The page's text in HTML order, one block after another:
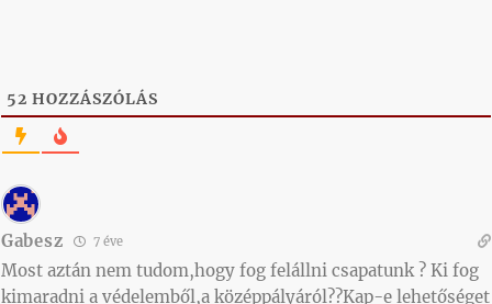
52 HOZZÁSZÓLÁS
Gabesz 7 éve
Most aztán nem tudom,hogy fog felállni csapatunk ? Ki fog
kimaradni a védelemből,a középpályáról??Kap-e lehetőséget